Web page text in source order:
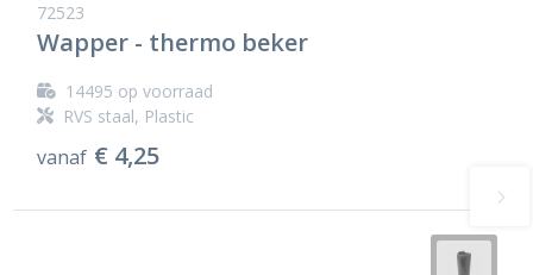
72523
Wapper - thermo beker
14495 op voorraad
RVS staal, Plastic
vanaf € 4,25